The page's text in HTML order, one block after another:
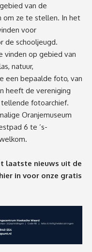
van de
om ze te stellen. In het
voor
de schooljeugd.
vinden op gebied van
natuur,
een bepaalde foto, van
heeft de vereniging
fotoarchief.
Oranjemuseum
6 te ’s-
laatste nieuws uit de
hier in voor onze gratis